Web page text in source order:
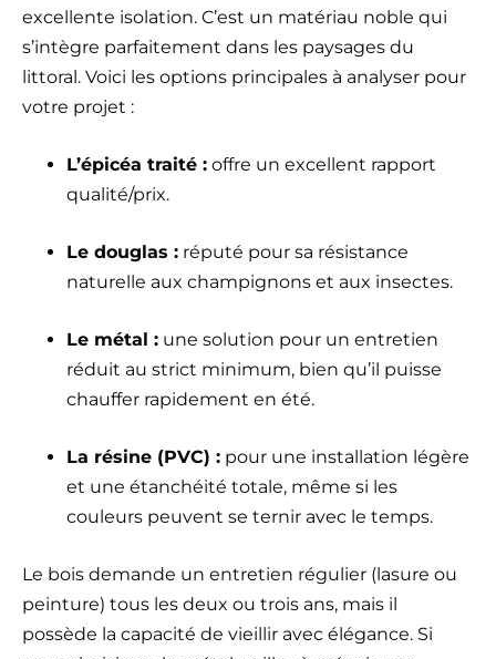
excellente isolation. C’est un matériau noble qui
s’intègre parfaitement dans les paysages du
littoral. Voici les options principales à analyser pour
votre projet :
L’épicéa traité : offre un excellent rapport
qualité/prix.
Le douglas : réputé pour sa résistance
naturelle aux champignons et aux insectes.
Le métal : une solution pour un entretien
réduit au strict minimum, bien qu’il puisse
chauffer rapidement en été.
La résine (PVC) : pour une installation légère
et une étanchéité totale, même si les
couleurs peuvent se ternir avec le temps.
Le bois demande un entretien régulier (lasure ou
peinture) tous les deux ou trois ans, mais il
possède la capacité de vieillir avec élégance. Si